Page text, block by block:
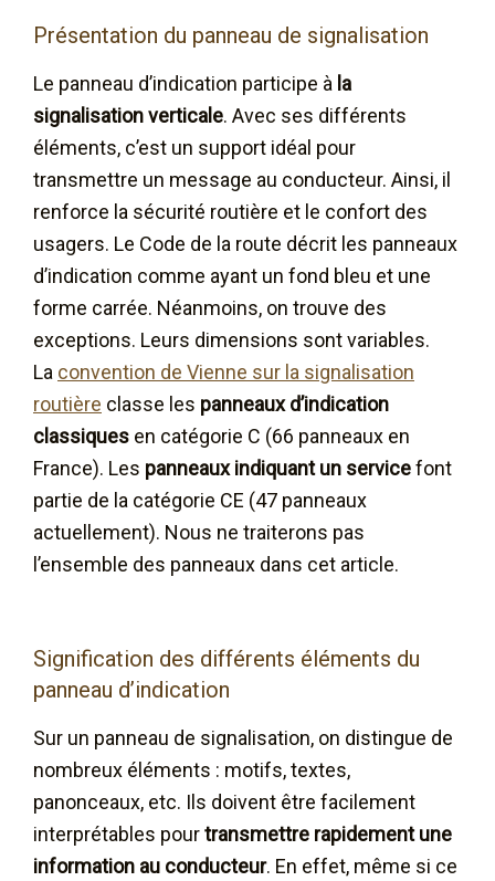
Présentation du panneau de signalisation
Le panneau d’indication participe à la
signalisation verticale. Avec ses différents
éléments, c’est un support idéal pour
transmettre un message au conducteur. Ainsi, il
renforce la sécurité routière et le confort des
usagers. Le Code de la route décrit les panneaux
d’indication comme ayant un fond bleu et une
forme carrée. Néanmoins, on trouve des
exceptions. Leurs dimensions sont variables.
La convention de Vienne sur la signalisation
routière classe les panneaux d’indication
classiques en catégorie C (66 panneaux en
France). Les panneaux indiquant un servicefont
partie de la catégorie CE (47 panneaux
actuellement). Nous ne traiterons pas
l’ensemble des panneaux dans cet article.
Signification des différents éléments du
panneau d’indication
Sur un panneau de signalisation, on distingue de
nombreux éléments : motifs, textes,
panonceaux, etc. Ils doivent être facilement
interprétables pourtransmettre rapidement une
information au conducteur. En effet, même si ce